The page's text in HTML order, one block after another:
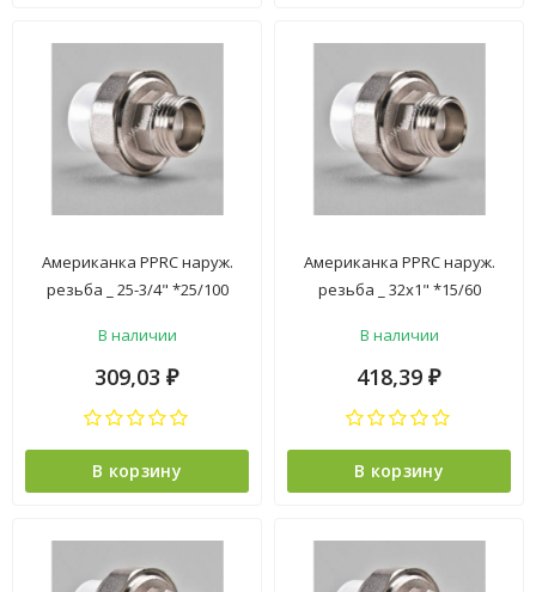
Американка PPRC наруж.
резьба _ 25-3/4" *25/100
В наличии
309,03 ₽
В корзину
Американка PPRC наруж.
резьба _ 32х1" *15/60
В наличии
418,39 ₽
В корзину